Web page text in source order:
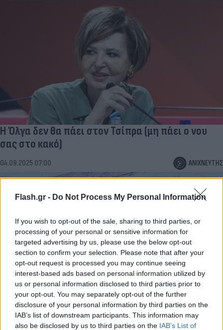
Flash.gr - Do Not Process My Personal Information
If you wish to opt-out of the sale, sharing to third parties, or
processing of your personal or sensitive information for
targeted advertising by us, please use the below opt-out
section to confirm your selection. Please note that after your
opt-out request is processed you may continue seeing
interest-based ads based on personal information utilized by
us or personal information disclosed to third parties prior to
your opt-out. You may separately opt-out of the further
disclosure of your personal information by third parties on the
IAB’s list of downstream participants. This information may
also be disclosed by us to third parties on the IAB’s List of
H Όλγα δεν θα πάει στον Τσίπρα (μη πάει ο νου
σας στο κακό)
04.09.2025 07:00 ΑΝΙΧΝΕΥΤΗΣ
Ένταση δίχως τέλος στη Βουλή: Άγρια βεντέτα
Ζωής - ΚΚΕ και νέο μέτωπο με τη Γεροβασίλη